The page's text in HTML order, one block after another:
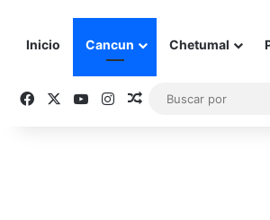
Inicio Cancun Chetumal
FacebookYouTubeInstagram
Publicación al azar